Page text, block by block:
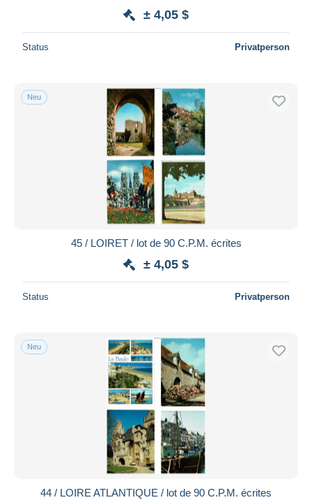
± 4,05 $
Status Privatperson
Neu
45 / LOIRET / lot de 90 C.P.M. écrites
± 4,05 $
Status Privatperson
Neu
44 / LOIRE ATLANTIQUE / lot de 90 C.P.M. écrites